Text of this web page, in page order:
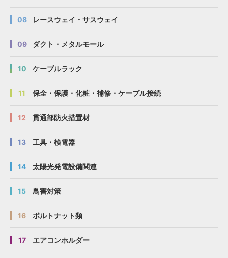
08 レースウェイ・サスウェイ
09 ダクト・メタルモール
10 ケーブルラック
11 保全・保護・化粧・補修・ケーブル接続
12 貫通部防火措置材
13 工具・検電器
14 太陽光発電設備関連
15 鳥害対策
16 ボルトナット類
17 エアコンホルダー